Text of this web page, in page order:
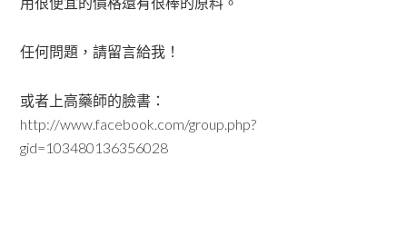
任何問題，請留言給我！
或者上高藥師的臉書：
http://www.facebook.com/group.php?
gid=103480136356028